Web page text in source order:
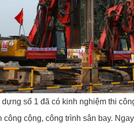
số 1 đã có kinh nghiệm thi
cộng, công trình sân bay.